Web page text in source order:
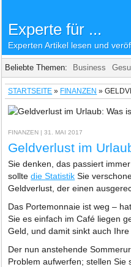
Experte für ...
Experten Artikel lesen und
Beliebte Themen: Business
STARTSEITE » FINANZEN »
FINANZEN | 31. MAI 2017
Geldverlust im
Sie denken, das passiert
solltedie Statistik Sie
Geldverlust, der einen
Das Portemonnaie ist weg –
Sie es einfach im Café liegen
Geld, und damit sinkt auch
Der nun anstehende
Problem aufwerfen; stellen Sie